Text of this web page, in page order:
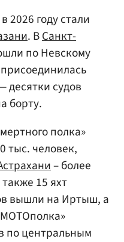
2026 году стали
. ВСанкт-
по Невскому
десятки судов
борту.
полка»
тыс. человек,
– более
15 яхт
вышли на Иртыш, а
МОТОполка»
по центральным